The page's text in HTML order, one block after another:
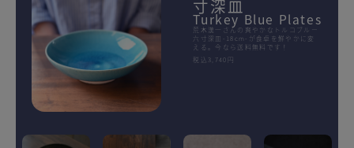
寸深皿
Turkey Blue Plates
荒木漢一さんの爽やかなトルコブルー
六寸深皿-18cm-が食卓を鮮やかに変
える。今なら送料無料です！
税込3,740円